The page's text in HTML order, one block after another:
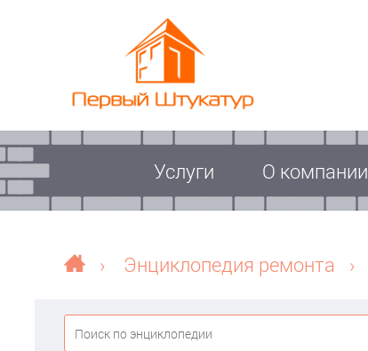
Услуги О компании
› Энциклопедия ремонта ›